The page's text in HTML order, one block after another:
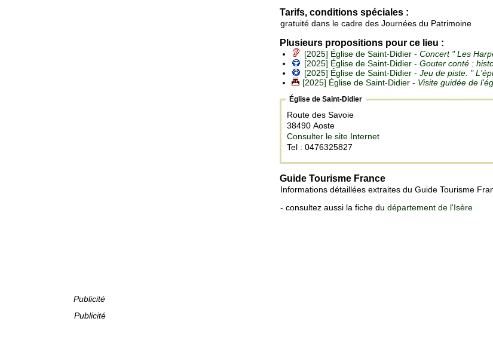
Publicité
Tarifs, conditions spéciales :
gratuité dans le cadre des Journées du Patrimoine
Plusieurs propositions pour ce lieu :
[2025] Église de Saint-Didier - Concert " Les
[2025] Église de Saint-Didier - Gouter conté :
[2025] Église de Saint-Didier - Jeu de piste. "
[2025] Église de Saint-Didier - Visite guidée de
Église de Saint-Didier
Route des Savoie
38490 Aoste
Consulter le site Internet
Tel : 0476325827
Guide Tourisme France
Informations détaillées extraites du Guide Tourisme
- consultez aussi la fiche du département de l'Isère
Publicité